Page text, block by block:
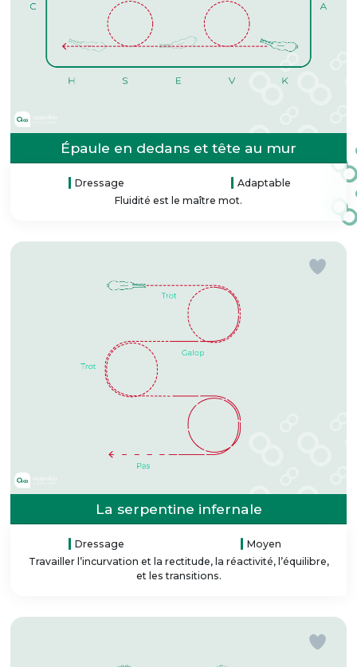
Épaule en dedans et tête au mur
Dressage
Adaptable
Fluidité est le maître mot.
La serpentine infernale
Dressage
Moyen
Travailler l’incurvation et la rectitude, la réactivité, l’équilibre,
et les transitions.